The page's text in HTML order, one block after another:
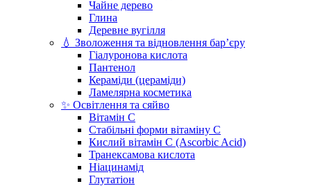
Чайне дерево
Глина
Деревне вугілля
💧 Зволоження та відновлення бар’єру
Гіалуронова кислота
Пантенол
Кераміди (цераміди)
Ламелярна косметика
✨ Освітлення та сяйво
Вітамін С
Стабільні форми вітаміну С
Кислий вітамін С (Ascorbic Acid)
Транексамова кислота
Ніацинамід
Глутатіон